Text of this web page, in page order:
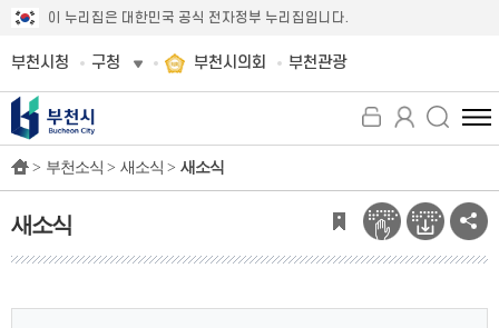
이 누리집은 대한민국 공식 전자정부 누리집입니다.
부천시청 구청 부천시의회 부천관광
전
체
뉴
보
기
> 부천소식 > 새소식 > 새소식
새소식